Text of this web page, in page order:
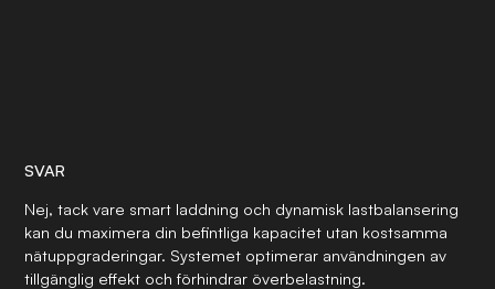
SVAR
Nej, tack vare smart laddning och dynamisk lastbalansering
kan du maximera din befintliga kapacitet utan kostsamma
nätuppgraderingar. Systemet optimerar användningen av
tillgänglig effekt och förhindrar överbelastning.